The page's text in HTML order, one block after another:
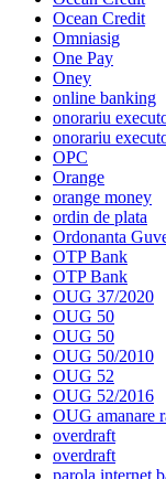
Ocean Credit
Omniasig
One Pay
Oney
online banking
onorariu
onorariu
OPC
Orange
orange money
ordin de plata
Ordonanta
OTP Bank
OTP Bank
OUG 37/2020
OUG 50
OUG 50
OUG 50/2010
OUG 52
OUG 52/2016
OUG amanare
overdraft
overdraft